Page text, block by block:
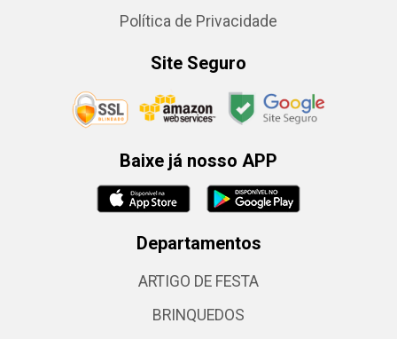
Política de Privacidade
Site Seguro
Baixe já nosso APP
Departamentos
ARTIGO DE FESTA
BRINQUEDOS